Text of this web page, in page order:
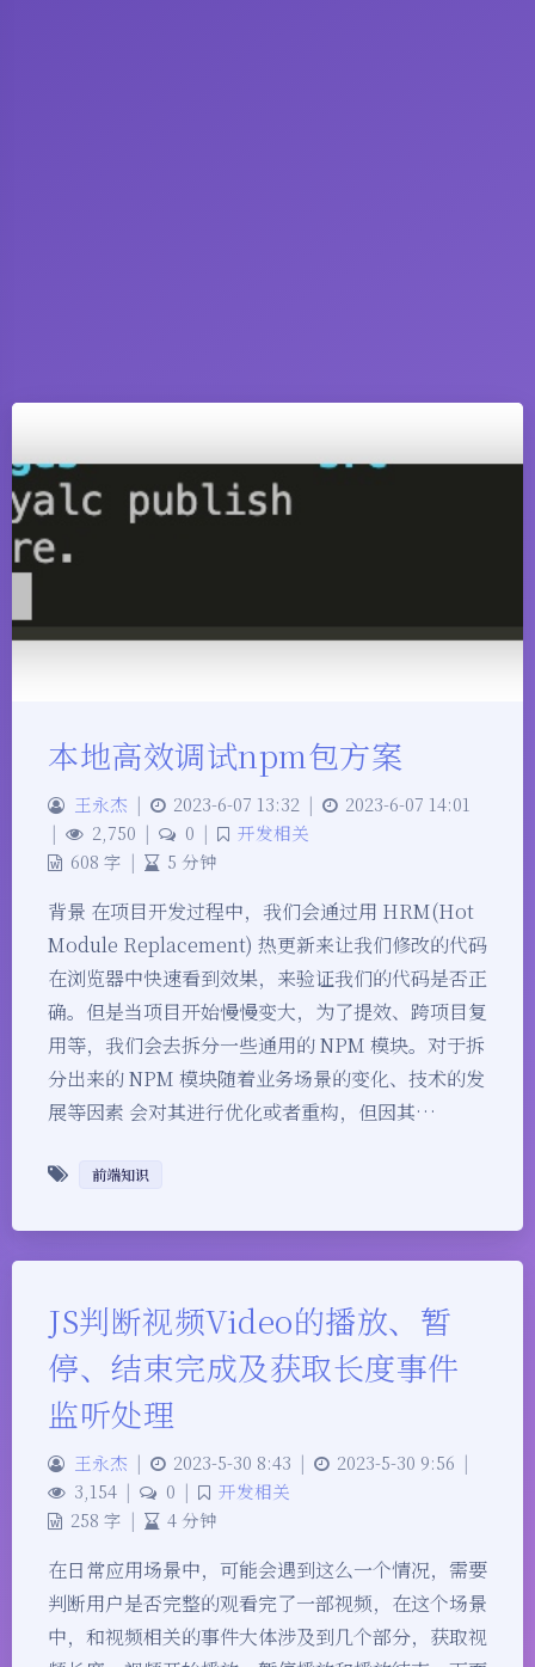
本地高效调试npm包方案
王永杰 | 2023-6-07 13:32 |
2023-6-07 14:01
|
2,750 | 0 |
开发相关
608 字 | 5 分钟
背景 在项目开发过程中，我们会通过用 HRM(Hot
Module Replacement) 热更新来让我们修改的代码
在浏览器中快速看到效果，来验证我们的代码是否正
确。但是当项目开始慢慢变大，为了提效、跨项目复
用等，我们会去拆分一些通用的 NPM 模块。对于拆
分出来的 NPM 模块随着业务场景的变化、技术的发
展等因素 会对其进行优化或者重构，但因其…
前端知识
JS判断视频Video的播放、暂
停、结束完成及获取长度事件
监听处理
王永杰 | 2023-5-30 8:43 | 2023-5-30 9:56 |
3,154 | 0 |
开发相关
258 字 | 4 分钟
在日常应用场景中，可能会遇到这么一个情况，需要
判断用户是否完整的观看完了一部视频，在这个场景
中，和视频相关的事件大体涉及到几个部分，获取视